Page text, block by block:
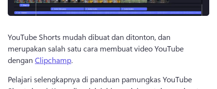
YouTube Shorts mudah dibuat dan ditonton, dan
merupakan salah satu cara membuat video YouTube
dengan Clipchamp.
Pelajari selengkapnya di panduan pamungkas YouTube